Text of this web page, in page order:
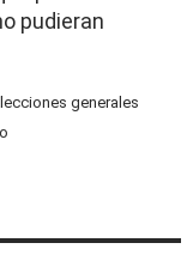
pudieran
generales